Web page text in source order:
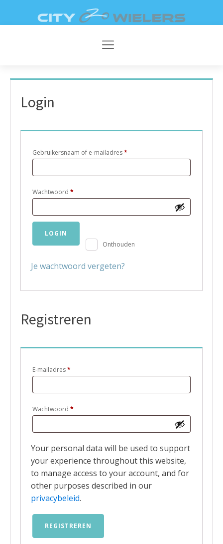
Login
Gebruikersnaam of e-mailadres*Vereist
Wachtwoord *Vereist
Onthouden
LOGIN
Je wachtwoord vergeten?
Registreren
E-mailadres*Vereist
Wachtwoord *Vereist
Your personal data will be used to support
your experience throughout this website,
to manage access to your account, and for
other purposes described in our
privacybeleid.
REGISTREREN